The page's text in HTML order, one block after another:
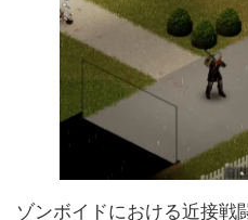
ゾンボイドにおける近接戦